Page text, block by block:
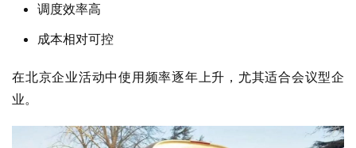
调度效率高
成本相对可控
在北京企业活动中使用频率逐年上升，尤其适合会议型企
业。